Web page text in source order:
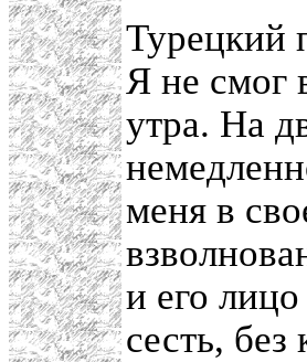
Турецкий
Я не смог
утра. На
меня в
и его
сесть,